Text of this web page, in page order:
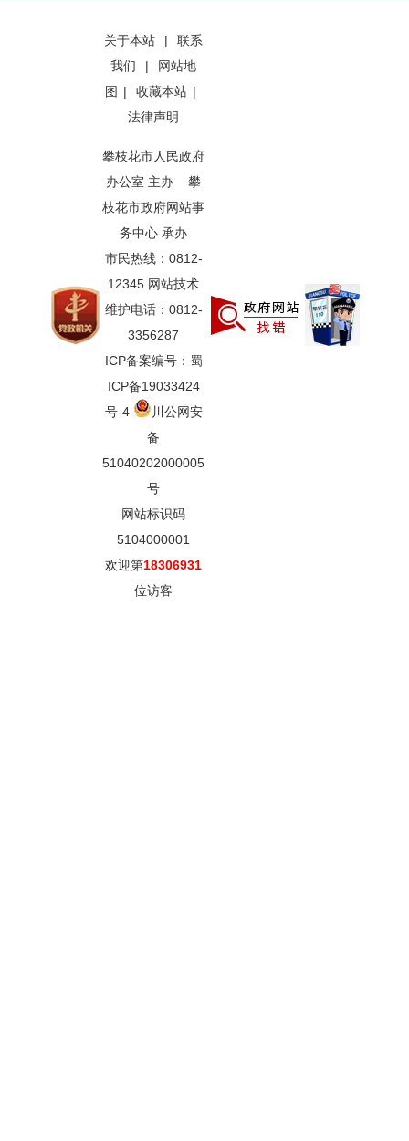
关于本站 |
联系
我们
|
网站地
图 | 收藏本站 |
法律声明
攀枝花市人民政府
办公室 主办 攀
枝花市政府网站事
务中心 承办
市民热线：0812-
12345 网站技术
维护电话：0812-
3356287
ICP备案编号：蜀
ICP备19033424
号-4
川公网安
备
51040202000005
号
网站标识码
5104000001
欢迎第18306931
位访客